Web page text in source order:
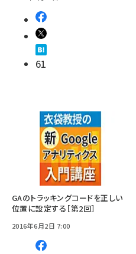
61
GAのトラッキングコードを正しい
位置に設定する［第2回］
2016年6月2日 7:00